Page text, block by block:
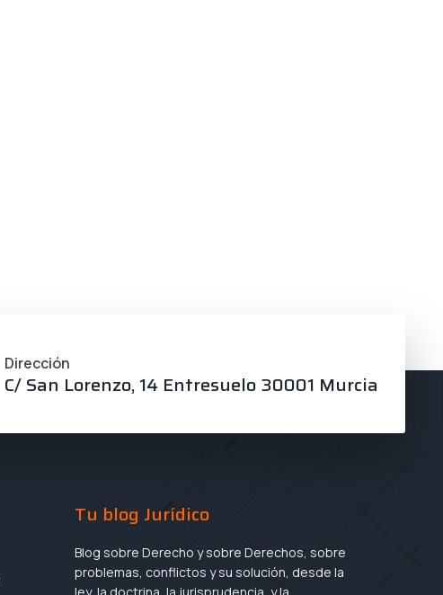
Dirección
C/ San Lorenzo, 14 Entresuelo 30001 Murcia
Tu blog Jurídico
Blog sobre Derecho y sobre Derechos, sobre
problemas, conflictos y su solución, desde la